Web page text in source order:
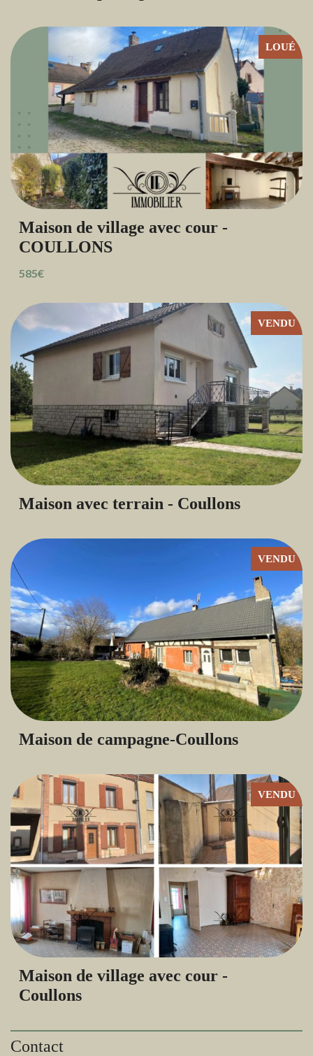
LOUÉ
Maison de village avec cour -
COULLONS
585€
VENDU
Maison avec terrain - Coullons
VENDU
Maison de campagne-Coullons
VENDU
Maison de village avec cour -
Coullons
Contact